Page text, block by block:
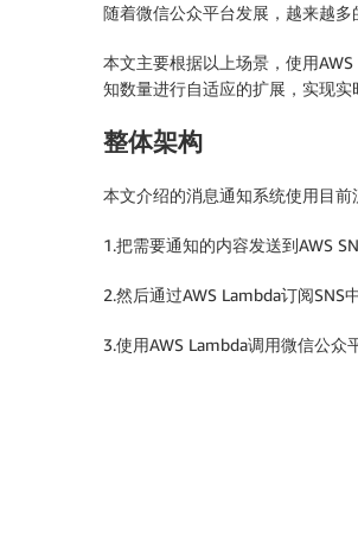
随着微信公众平台发展，越来越
本文主要根据以上场景，使用
知数量进行自适应的扩展，实现实
整体架构
本文介绍的消息通知系统使用目前
1.把需要通知的内容发送到AWS
2.然后通过AWS Lambda订阅SNS
3.使用AWS Lambda调用微信公